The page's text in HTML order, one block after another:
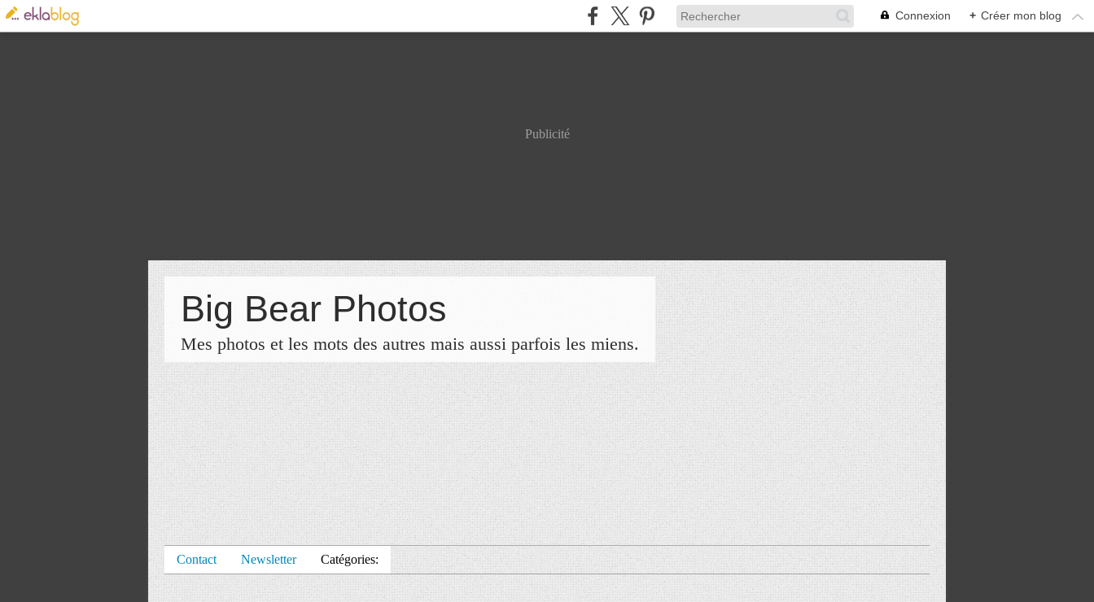
Connexion + Créer mon blog
Publicité
Big Bear Photos
Mes photos et les mots des autres mais aussi parfois les miens.
Contact Newsletter Catégories: